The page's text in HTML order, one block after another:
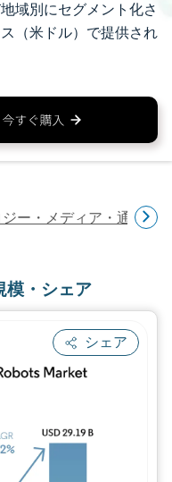
域別にセグメント化さ
（米ドル）で提供され
ー・メディア・通信研
模・シェア
シェア